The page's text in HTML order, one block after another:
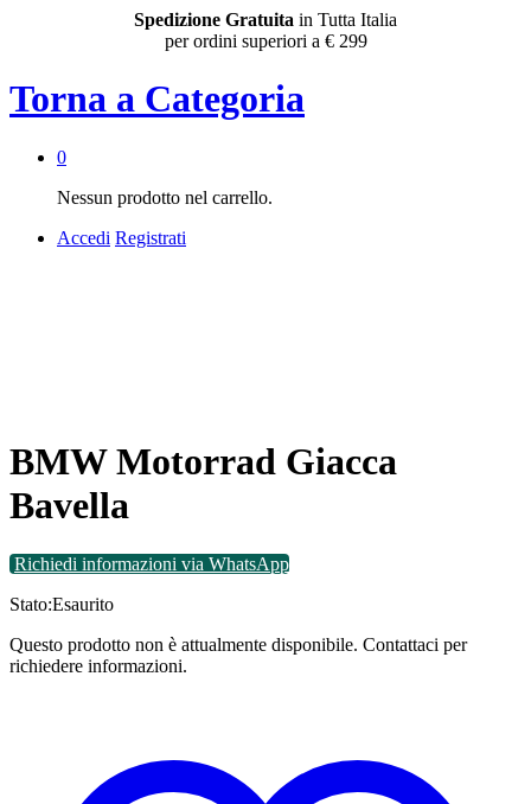
Spedizione Gratuita in Tutta Italia
per ordini superiori a € 299
Torna a Categoria
0
Nessun prodotto nel carrello.
Accedi Registrati
BMW Motorrad Giacca
Bavella
Richiedi informazioni via WhatsApp
Stato:Esaurito
Questo prodotto non è attualmente disponibile. Contattaci per
richiedere informazioni.